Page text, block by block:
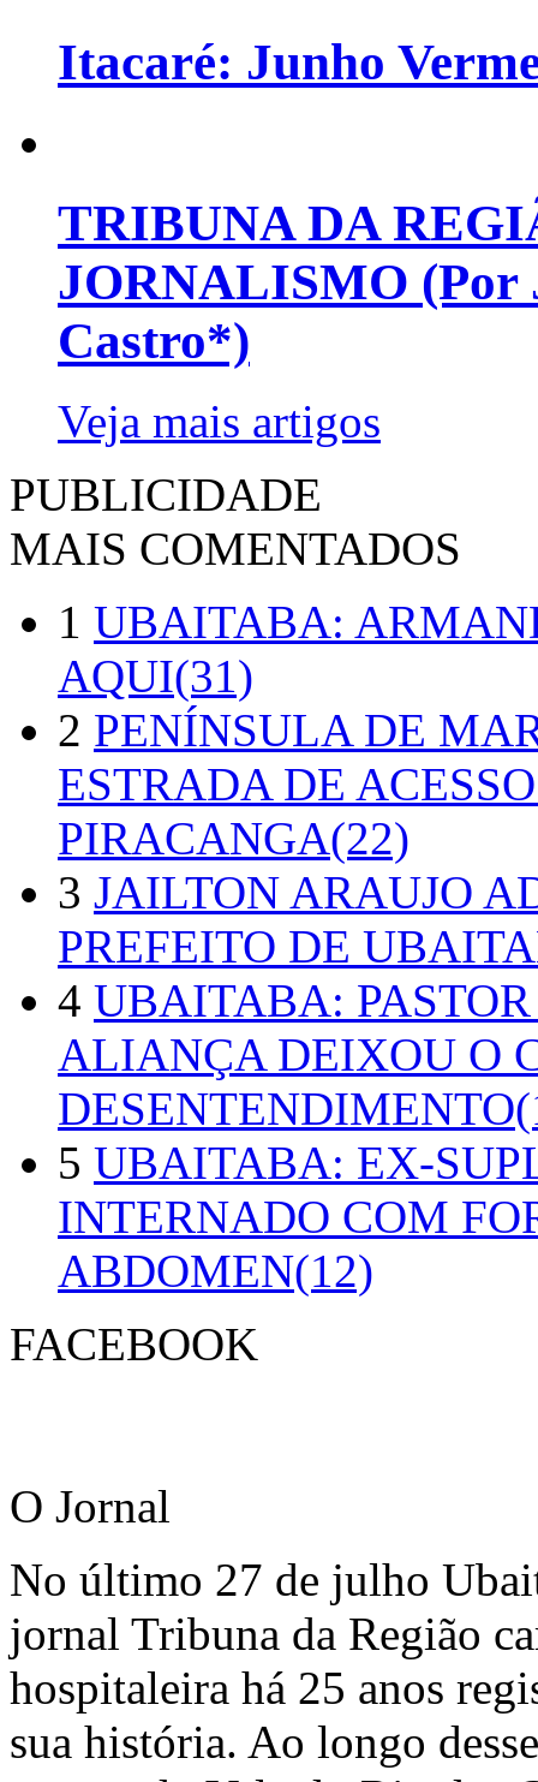
Itacaré: Junho
TRIBUNA DA
JORNALISMO (Por
Castro*)
Veja mais artigos
PUBLICIDADE
MAIS COMENTADOS
1 UBAITABA:
AQUI(31)
2 PENÍNSULA DE
ESTRADA DE
PIRACANGA(22)
3 JAILTON ARAUJO
PREFEITO DE
4 UBAITABA:
ALIANÇA DEIXOU O
5 UBAITABA: EX-
INTERNADO COM
ABDOMEN(12)
FACEBOOK
O Jornal
No último 27 de julho
jornal Tribuna da Região
hospitaleira há 25 anos
sua história. Ao longo